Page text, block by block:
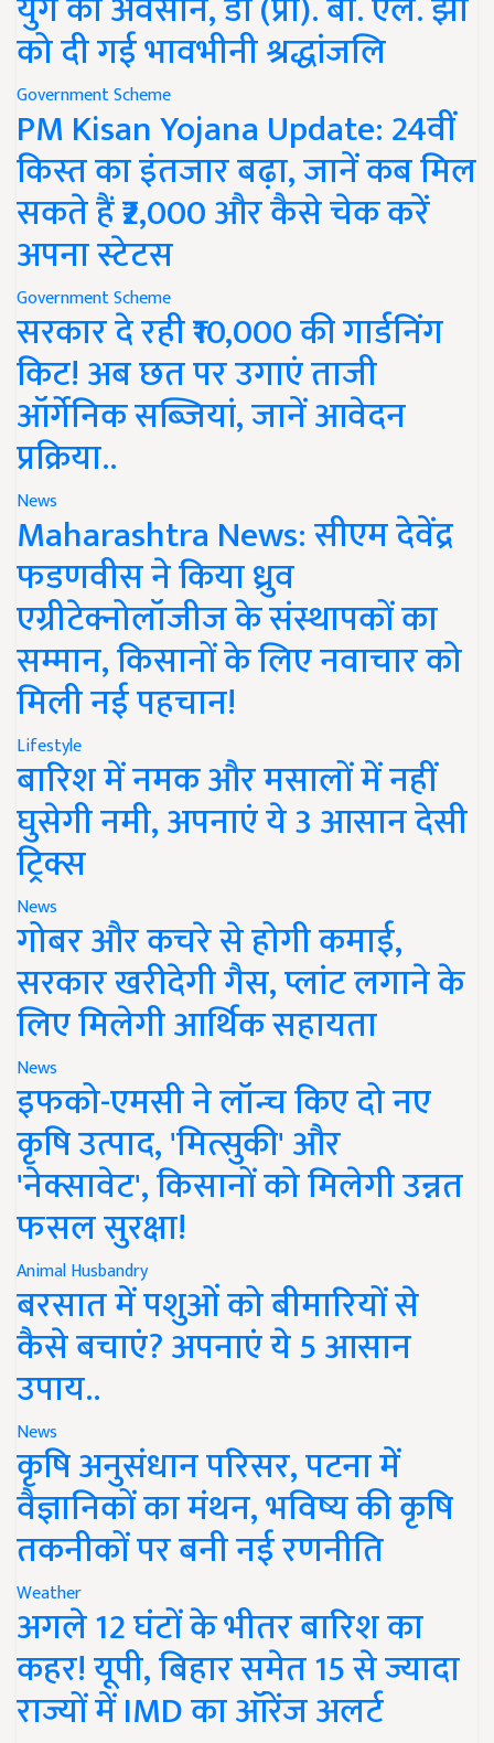
को दी गई भावभीनी श्रद्धांजलि
Government Scheme
PM Kisan Yojana Update: 24वीं
किस्त का इंतजार बढ़ा, जानें कब मिल
सकते हैं ₹2,000 और कैसे चेक करें
अपना स्टेटस
Government Scheme
सरकार दे रही ₹10,000 की गार्डनिंग
किट! अब छत पर उगाएं ताजी
ऑर्गेनिक सब्जियां, जानें आवेदन
प्रक्रिया..
News
Maharashtra News: सीएम देवेंद्र
फडणवीस ने किया ध्रुव
एग्रीटेक्नोलॉजीज के संस्थापकों का
सम्मान, किसानों के लिए नवाचार को
मिली नई पहचान!
Lifestyle
बारिश में नमक और मसालों में नहीं
घुसेगी नमी, अपनाएं ये 3 आसान देसी
ट्रिक्स
News
गोबर और कचरे से होगी कमाई,
सरकार खरीदेगी गैस, प्लांट लगाने के
लिए मिलेगी आर्थिक सहायता
News
इफको-एमसी ने लॉन्च किए दो नए
कृषि उत्पाद, 'मित्सुकी' और
'नेक्सावेट', किसानों को मिलेगी उन्नत
फसल सुरक्षा!
Animal Husbandry
बरसात में पशुओं को बीमारियों से
कैसे बचाएं? अपनाएं ये 5 आसान
उपाय..
News
कृषि अनुसंधान परिसर, पटना में
वैज्ञानिकों का मंथन, भविष्य की कृषि
तकनीकों पर बनी नई रणनीति
Weather
अगले 12 घंटों के भीतर बारिश का
कहर! यूपी, बिहार समेत 15 से ज्यादा
राज्यों में IMD का ऑरेंज अलर्ट